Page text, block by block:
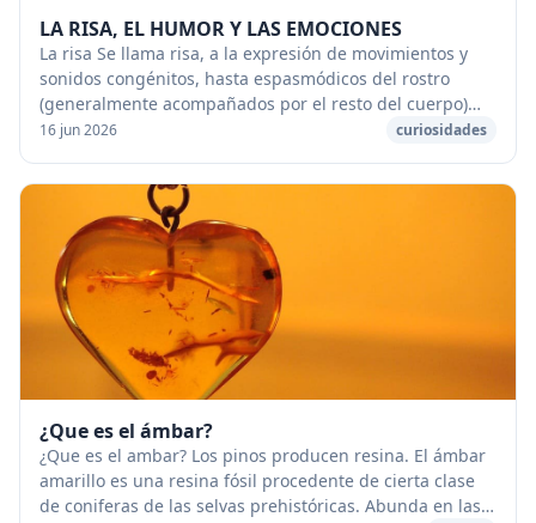
LA RISA, EL HUMOR Y LAS EMOCIONES
La risa Se llama risa, a la expresión de movimientos y
sonidos congénitos, hasta espasmódicos del rostro
(generalmente acompañados por el resto del cuerpo)
del ser humano, que son provocados por (o de...
16 jun 2026 curiosidades
¿Que es el ámbar?
¿Que es el ambar? Los pinos producen resina. El ámbar
amarillo es una resina fósil procedente de cierta clase
de coniferas de las selvas prehistóricas. Abunda en las